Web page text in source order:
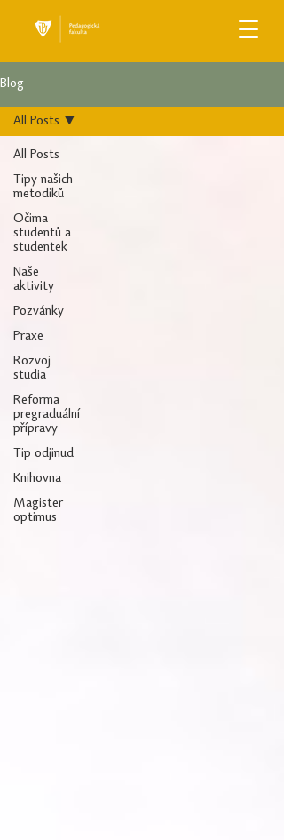
Blog
All Posts
Tipy našich
metodiků
Očima
studentů a
studentek
Naše
aktivity
Pozvánky
Praxe
Rozvoj
studia
Reforma
pregraduální
přípravy
Tip odjinud
Knihovna
Magister
optimus
All Posts